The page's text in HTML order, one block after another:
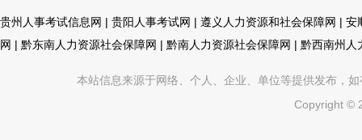
贵州人事考试信息网 | 贵阳人事考试网 | 遵义人力资源和社会保障网 | 安
网 | 黔东南人力资源社会保障网 | 黔南人力资源社会保障网 | 黔西南州人
本站信息来源于网络、个人、企业、单位等提供发布，
Copyright ©